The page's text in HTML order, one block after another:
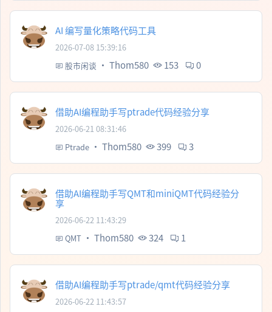
AI 编写量化策略代码工具
2026-07-08 15:39:16
股市闲谈 · Thom580 153 0
借助AI编程助手写ptrade代码经验分享
2026-06-21 08:31:46
Ptrade · Thom580 399 3
借助AI编程助手写QMT和miniQMT代码经验分
享
2026-06-22 11:43:29
QMT · Thom580 324 1
借助AI编程助手写ptrade/qmt代码经验分享
2026-06-22 11:43:57